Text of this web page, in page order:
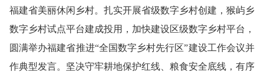
福建省美丽休闲乡村。扎实开展省级数字乡村创建，猴屿乡
数字乡村试点平台建成投用，加快建设区级数字乡村平台，
圆满举办福建省推进“全国数字乡村先行区”建设工作会议并
作典型发言。坚决守牢耕地保护红线、粮食安全底线，有序